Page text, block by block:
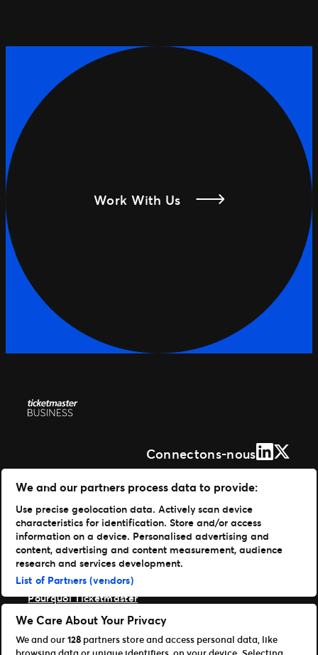
Work With Us
Connectons-nousLinkedIn
X
Solutions
Gestion de vos événements
Distribuer vos billets
Des experts à votre service
Expérience fan
Entreprise
Pourquoi Ticketmaster
Notre histoire
Carrières Live Nation
We and our partners process data to provide:
Use precise geolocation data. Actively scan device
characteristics for identification. Store and/or access
information on a device. Personalised advertising and
content, advertising and content measurement, audience
research and services development.
List of Partners (vendors)
We Care About Your Privacy
We and our128 partners store and access personal data, like